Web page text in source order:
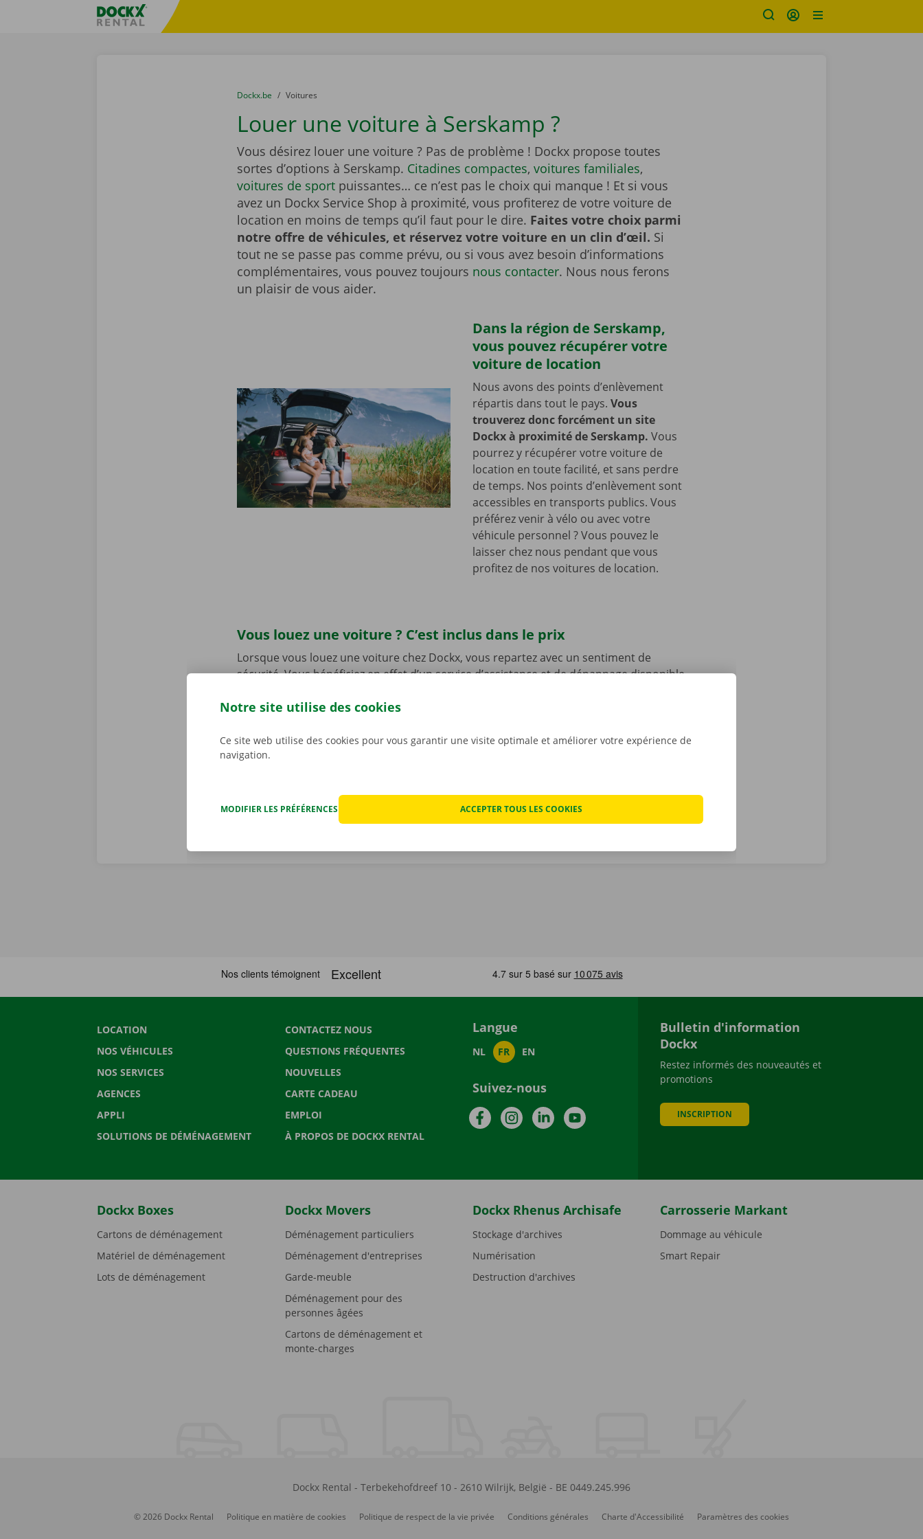
sitename
You are here:
du
Dockx.be to
Voitures
Louer une voiture à Serskamp ?
Vous désirez louer une voiture ? Pas de problème ! Dockx propose toutes
sortes d’options à Serskamp. Citadines compactes, voitures familiales,
voitures de sportpuissantes… ce n’est pas le choix qui manque ! Et si vous
avez un Dockx Service Shop à proximité, vous profiterez de votre voiture de
location en moins de temps qu’il faut pour le dire. Faites votre choix parmi
notre offre de véhicules, et réservez votre voiture en un clin d’œil. Si
tout ne se passe pas comme prévu, ou si vous avez besoin d’informations
complémentaires, vous pouvez toujours nous contacter. Nous nous ferons
un plaisir de vous aider.
Dans la région de Serskamp,
vous pouvez récupérer votre
voiture de location
Nous avons des points d’enlèvement
répartis dans tout le pays. Vous
trouverez donc forcément un site
Dockx à proximité de Serskamp. Vous
pourrez y récupérer votre voiture de
location en toute facilité, et sans perdre
de temps. Nos points d’enlèvement sont
accessibles en transports publics. Vous
préférez venir à vélo ou avec votre
véhicule personnel ? Vous pouvez le
laisser chez nous pendant que vous
profitez de nos voitures de location.
Vous louez une voiture ? C’est inclus dans le prix
Lorsque vous louez une voiture chez Dockx, vous repartez avec un sentiment de
sécurité. Vous bénéficiez en effet d’un service d’assistance et de dépannage disponible
chez Dockx, vous n’avez pas à vous inquiéter des éventuels frais imprévus après le
preniez le volant.Pour nous, la transparence et un service personnalisé sont de
véritables priorités.
LOCATION
NOS VÉHICULES
NOS SERVICES
AGENCES
APPLI
SOLUTIONS DE DÉMÉNAGEMENT
CONTACTEZ NOUS
QUESTIONS FRÉQUENTES
NOUVELLES
CARTE CADEAU
EMPLOI
À PROPOS DE DOCKX RENTAL
Langue
NL FR EN
Suivez-nous
FacebookInstagramLinkedInYouTube
Bulletin d'information
Dockx
Restez informés des nouveautés et
promotions
INSCRIPTION
Dockx Boxes
Cartons de déménagement
Matériel de déménagement
Lots de déménagement
Dockx Movers
Déménagement particuliers
Déménagement d'entreprises
Garde-meuble
Déménagement pour des
personnes âgées
Cartons de déménagement et
monte-charges
Dockx Rhenus Archisafe
Stockage d'archives
Numérisation
Destruction d'archives
Carrosserie Markant
Dommage au véhicule
Smart Repair
Dockx Rental - Terbekehofdreef 10- 2610 Wilrijk, België - BE 0449.245.996
© 2026 Dockx Rental Politique en matière de cookies Politique de respect de la vie privée Conditions générales Charte d'Accessibilité Paramètres des cookies
Notre site utilise des cookies
Ce site web utilise des cookies pour vous garantir une visite optimale et améliorer votre expérience de
navigation.
MODIFIER LES PRÉFÉRENCES ACCEPTER TOUS LES COOKIES